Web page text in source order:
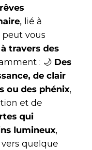
, lié à
peut vous
travers des
: 🌙 Des
de clair
ou des phénix,
et de
qui
lumineux,
quelque